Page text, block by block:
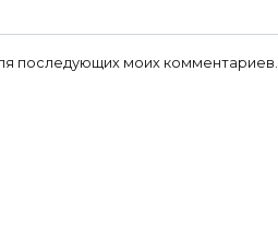
последующих моих комментариев.